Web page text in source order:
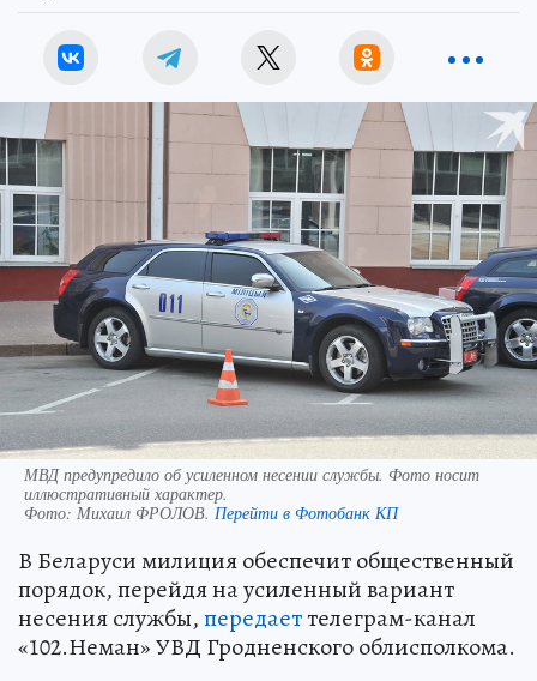
МВД предупредило об усиленном несении службы. Фото носит
иллюстративный характер.
Фото: Михаил ФРОЛОВ. Перейти в Фотобанк КП
В Беларуси милиция обеспечит общественный
порядок, перейдя на усиленный вариант
несения службы,передаеттелеграм-канал
«102.Неман» УВД Гродненского облисполкома.